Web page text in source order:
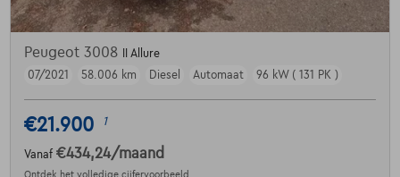
Peugeot 3008
II Allure
07/2021
58.006 km Diesel Automaat 96 kW ( 131 PK )
€21.900 1
Vanaf €434,24/maand
Ontdek het volledige cijfervoorbeeld